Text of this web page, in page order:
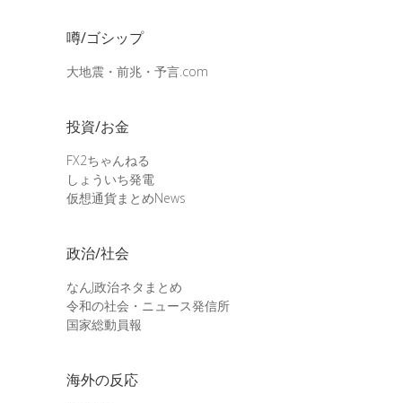
噂/ゴシップ
大地震・前兆・予言.com
投資/お金
FX2ちゃんねる
しょういち発電
仮想通貨まとめNews
政治/社会
なんJ政治ネタまとめ
令和の社会・ニュース発信所
国家総動員報
海外の反応